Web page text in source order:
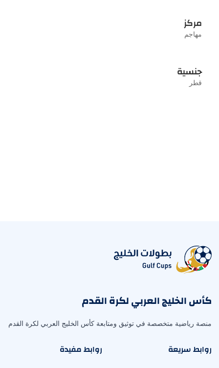
مركز
مهاجم
جنسية
قطر
كأس الخليج العربي لكرة القدم
منصة رياضية متخصصة في توثيق ومتابعة كأس الخليج العربي لكرة القدم
روابط سريعة روابط مفيدة